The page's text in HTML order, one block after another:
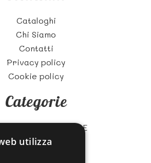
Cataloghi
Chi Siamo
Contatti
Privacy policy
Cookie policy
Categorie
E CARAMELLE
BISCOTTI
utilizza